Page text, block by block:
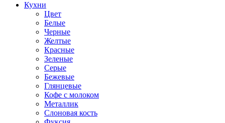
Кухни
Цвет
Белые
Черные
Желтые
Красные
Зеленые
Серые
Бежевые
Глянцевые
Кофе с молоком
Металлик
Слоновая кость